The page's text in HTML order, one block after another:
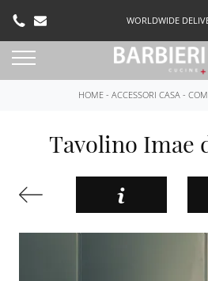
WORLDWIDE
HOME- ACCESSORI CASA-
Tavolino Imae